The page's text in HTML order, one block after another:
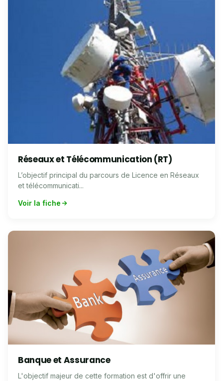
Réseaux et Télécommunication (RT)
L’objectif principal du parcours de Licence en Réseaux
et télécommunicati...
Voir la fiche
Banque et Assurance
L'objectif majeur de cette formation est d'offrir une